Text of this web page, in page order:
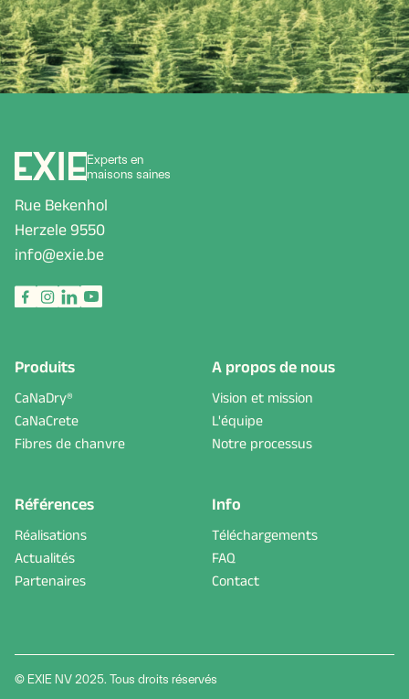
Experts en
maisons saines
Rue Bekenhol
Herzele 9550
info@exie.be
Produits
CaNaDry®
CaNaCrete
Fibres de chanvre
A propos de nous
Vision et mission
L'équipe
Notre processus
Références
Réalisations
Actualités
Partenaires
Info
Téléchargements
FAQ
Contact
© EXIE NV 2025. Tous droits réservés